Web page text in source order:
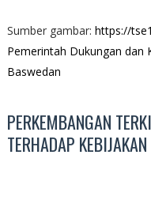
Sumber gambar: https://
Pemerintah Dukungan dan
Baswedan
PERKEMBANGAN
TERHADAP